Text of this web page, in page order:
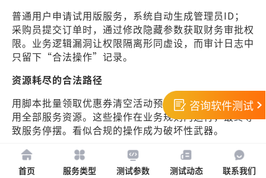
普通用户申请试用版服务，系统自动生成管理员ID；
采购员提交订单时，通过修改隐藏参数获取财务审批权
限。业务逻辑漏洞让权限隔离形同虚设，而审计日志中
只留下“合法操作”记录。
资源耗尽的合法路径
用脚本批量领取优惠券清空活动预算；发起千次预约占
用全部服务资源。这些操作在业务规则内运行，最终导
致服务停摆。看似合规的操作成为破坏性武器。
业务逻辑漏洞的深度检测方法论
咨询软件测试
首页 服务类型 测试参数 测试动态 联系我们